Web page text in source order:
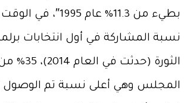
بطيء من 11.3% عام
نسبة المشاركة في أول انتخابات
الثورة (حدثت
المجلس وهي أعلى نسبة تم الوصول